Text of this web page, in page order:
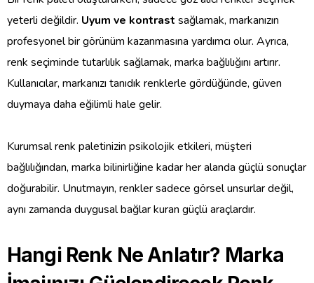
yeterli değildir. Uyum ve kontrast sağlamak, markanızın
profesyonel bir görünüm kazanmasına yardımcı olur. Ayrıca,
renk seçiminde tutarlılık sağlamak, marka bağlılığını artırır.
Kullanıcılar, markanızı tanıdık renklerle gördüğünde, güven
duymaya daha eğilimli hale gelir.
Kurumsal renk paletinizin psikolojik etkileri, müşteri
bağlılığından, marka bilinirliğine kadar her alanda güçlü sonuçlar
doğurabilir. Unutmayın, renkler sadece görsel unsurlar değil,
aynı zamanda duygusal bağlar kuran güçlü araçlardır.
Hangi Renk Ne Anlatır? Marka